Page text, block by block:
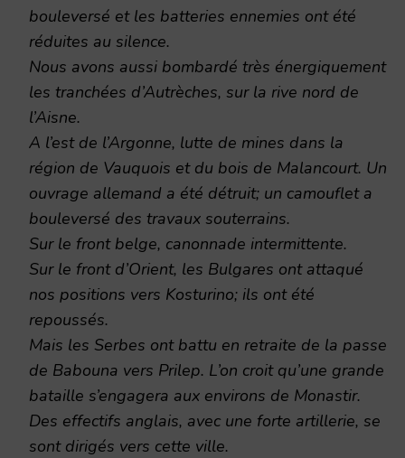
bouleversé et les batteries ennemies ont été
réduites au silence.
Nous avons aussi bombardé très énergiquement
les tranchées d’Autrèches, sur la rive nord de
l’Aisne.
A l’est de l’Argonne, lutte de mines dans la
région de Vauquois et du bois de Malancourt. Un
ouvrage allemand a été détruit; un camouflet a
bouleversé des travaux souterrains.
Sur le front belge, canonnade intermittente.
Sur le front d’Orient, les Bulgares ont attaqué
nos positions vers Kosturino; ils ont été
repoussés.
Mais les Serbes ont battu en retraite de la passe
de Babouna vers Prilep. L’on croit qu’une grande
bataille s’engagera aux environs de Monastir.
Des effectifs anglais, avec une forte artillerie, se
sont dirigés vers cette ville.